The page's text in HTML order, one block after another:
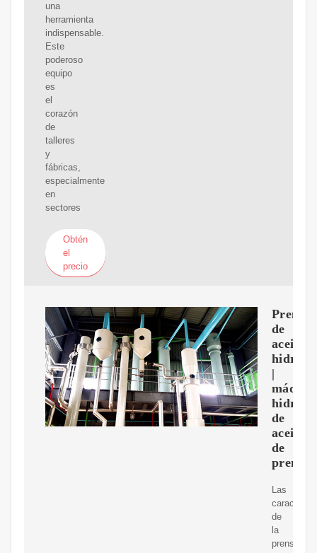
una
herramienta
indispensable.
Este
poderoso
equipo
es
el
corazón
de
talleres
y
fábricas,
especialmente
en
sectores
Obtén
el
precio
Prensa
de
aceite
|
de
aceite
de
prensa
Las
de
la
prensa